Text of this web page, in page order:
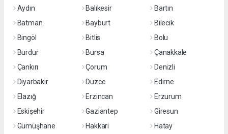
Aydın
Balıkesir
Bartın
Batman
Bayburt
Bilecik
Bingöl
Bitlis
Bolu
Burdur
Bursa
Çanakkale
Çankırı
Çorum
Denizli
Diyarbakır
Düzce
Edirne
Elazığ
Erzincan
Erzurum
Eskişehir
Gaziantep
Giresun
Gümüşhane
Hakkari
Hatay